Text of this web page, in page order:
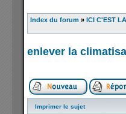
Index du forum » ICI C'EST
enlever la
Imprimer le sujet